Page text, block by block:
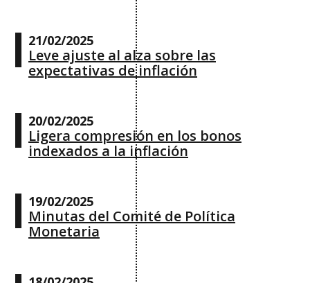
21/02/2025
Leve ajuste al alza sobre las
expectativas de inflación
20/02/2025
Ligera compresión en los bonos
indexados a la inflación
19/02/2025
Minutas del Comité de Política
Monetaria